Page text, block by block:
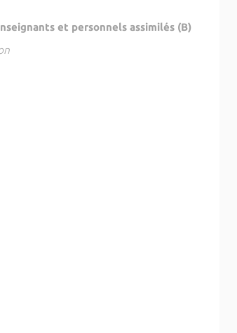
et personnels assimilés (B)